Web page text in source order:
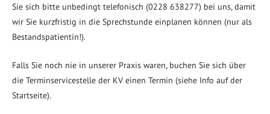
Sie sich bitte unbedingt telefonisch (0228 638277) bei uns, damit
wir Sie kurzfristig in die Sprechstunde einplanen können (nur als
Bestandspatientin!).
Falls Sie noch nie in unserer Praxis waren, buchen Sie sich über
die Terminservicestelle der KV einen Termin (siehe Info auf der
Startseite).